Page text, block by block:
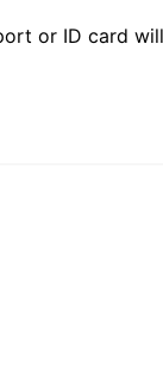
or ID card